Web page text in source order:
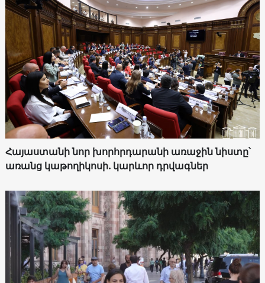
Հայաստանի նոր խորհրդարանի առաջին նիստը՝
առանց կաթողիկոսի. կարևոր դրվագներ